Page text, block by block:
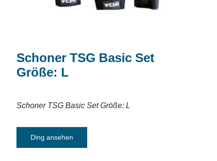
Schoner TSG Basic Set
Größe: L
Schoner TSG Basic Set Größe: L
Ding ansehen